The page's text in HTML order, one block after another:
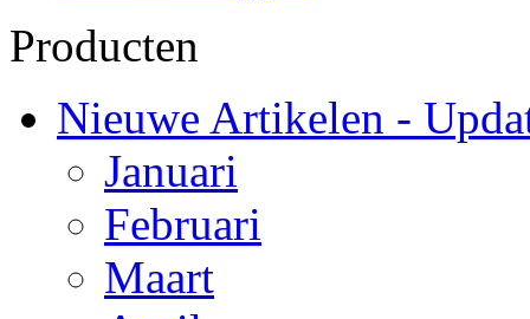
Producten
Nieuwe Artikelen -
Januari
Februari
Maart